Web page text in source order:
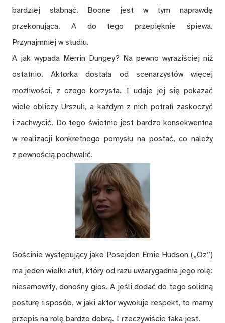
bardziej słabnąć. Boone jest w tym naprawdę
przekonująca. A do tego przepięknie śpiewa.
Przynajmniej w studiu.
A jak wypada Merrin Dungey? Na pewno wyraziściej niż
ostatnio. Aktorka dostała od scenarzystów więcej
możliwości, z czego korzysta. I udaje jej się pokazać
wiele obliczy Urszuli, a każdym z nich potraﬁ zaskoczyć
i zachwycić. Do tego świetnie jest bardzo konsekwentna
w realizacji konkretnego pomysłu na postać, co należy
z pewnością pochwalić.
Gościnie występujący jako Posejdon Ernie Hudson („Oz”)
ma jeden wielki atut, który od razu uwiarygadnia jego rolę:
niesamowity, donośny głos. A jeśli dodać do tego solidną
posturę i sposób, w jaki aktor wywołuje respekt, to mamy
przepis na rolę bardzo dobrą. I rzeczywiście taka jest.